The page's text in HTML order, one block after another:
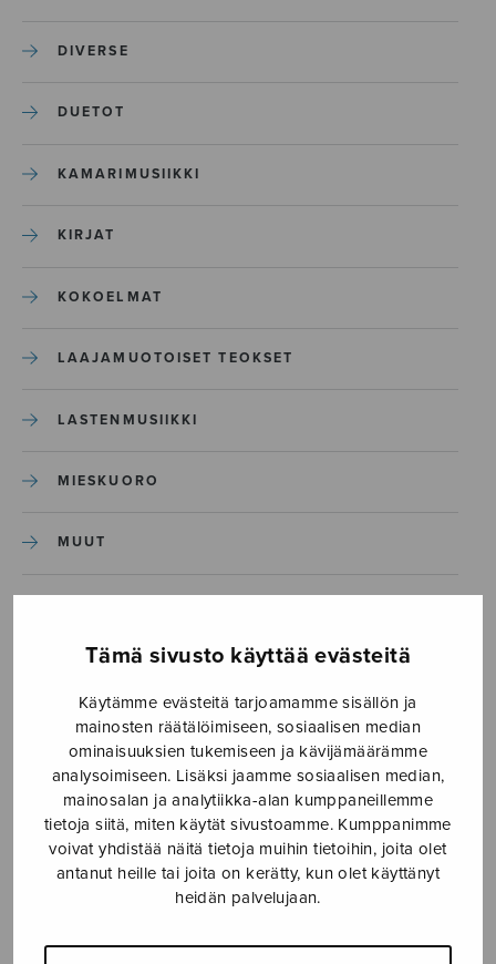
Tämä sivusto käyttää evästeitä
Käytämme evästeitä tarjoamamme sisällön ja
mainosten räätälöimiseen, sosiaalisen median
ominaisuuksien tukemiseen ja kävijämäärämme
analysoimiseen. Lisäksi jaamme sosiaalisen median,
mainosalan ja analytiikka-alan kumppaneillemme
tietoja siitä, miten käytät sivustoamme. Kumppanimme
voivat yhdistää näitä tietoja muihin tietoihin, joita olet
antanut heille tai joita on kerätty, kun olet käyttänyt
heidän palvelujaan.
DIVERSE
DUETOT
KAMARIMUSIIKKI
KIRJAT
KOKOELMAT
LAAJAMUOTOISET TEOKSET
LASTENMUSIIKKI
MIESKUORO
MUUT
SEKAKUORO
SOITINKOULUT JA OPPAAT
SOITINMUSIIKKI
YKSINLAULU